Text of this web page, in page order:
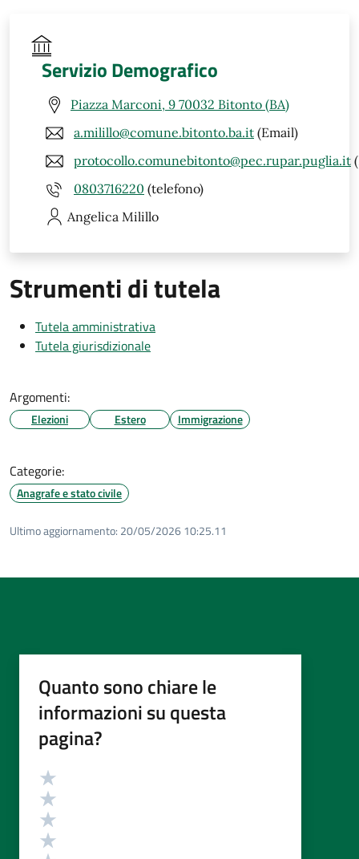
Servizio Demografico
Piazza Marconi, 9 70032 Bitonto (BA)
a.milillo@comune.bitonto.ba.it (Email)
protocollo.comunebitonto@pec.rupar.puglia.it
0803716220 (telefono)
Angelica Milillo
Strumenti di tutela
Tutela amministrativa
Tutela giurisdizionale
Argomenti:
Elezioni Estero Immigrazione
Categorie:
Anagrafe e stato civile
Ultimo aggiornamento: 20/05/2026 10:25.11
Quanto sono chiare le
informazioni su questa
pagina?
Valutazione